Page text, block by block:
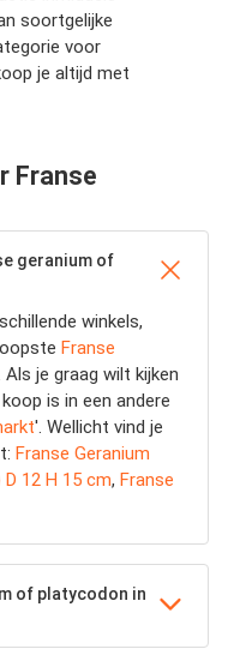
soortgelijke
voor
je altijd met
Franse
geranium of
winkels,
Franse
Als je graag wilt kijken
is in een andere
'. Wellicht vind je
Franse Geranium
12 H 15 cm, Franse
of platycodon in